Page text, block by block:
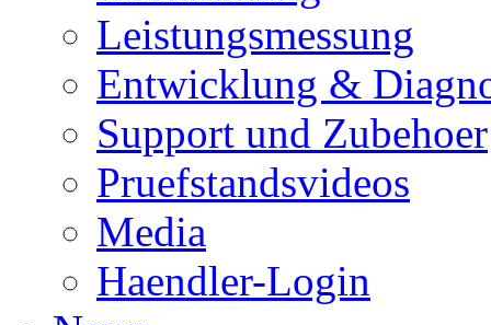
Leistungsmessung
Entwicklung &
Support und Zubehoer
Pruefstandsvideos
Media
Haendler-Login